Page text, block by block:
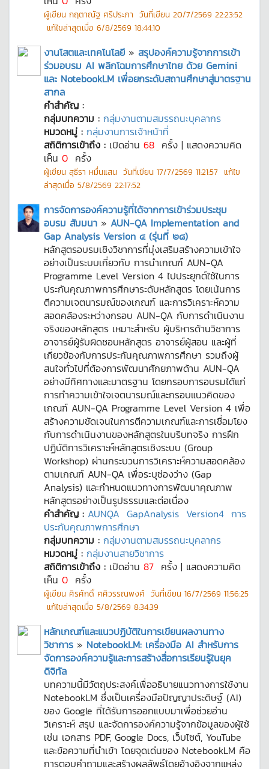
ผู้เขียน กฤตาณัฐ ศรีประภา วันที่เขียน 20/7/2569 22:23:52
แก้ไขล่าสุดเมื่อ 6/8/2569 18:44:10
งานโสตและเทคโนโลยี » สรุปองค์ความรู้จากการเข้า
ร่วมอบรม AI พลิกโฉมการศึกษาไทย ด้วย Gemini
และ NotebookLM เพื่อยกระดับสถานศึกษาสู่มาตรฐาน
สากล
คำสำคัญ :
กลุ่มบทความ : กลุ่มงานตามสมรรถนะบุคลากร
หมวดหมู่ : กลุ่มงานการเจ้าหน้าที่
สถิติการเข้าถึง : เปิดอ่าน 68 ครั้ง | แสดงความคิด
เห็น 0 ครั้ง
ผู้เขียน สุธีรา หมื่นแสน วันที่เขียน 17/7/2569 11:21:57 แก้ไข
ล่าสุดเมื่อ 5/8/2569 22:17:52
การจัดการองค์ความรู้ที่ได้จากการเข้าร่วมประชุม
อบรม สัมมนา » AUN-QA Implementation and
Gap Analysis Version ๔ (รุ่นที่ ๒๘)
หลักสูตรอบรมเชิงวิชาการที่มุ่งเสริมสร้างความเข้าใจ
อย่างเป็นระบบเกี่ยวกับ การนำเกณฑ์ AUN-QA
Programme Level Version 4 ไปประยุกต์ใช้ในการ
ประกันคุณภาพการศึกษาระดับหลักสูตร โดยเน้นการ
ตีความเจตนารมณ์ของเกณฑ์ และการวิเคราะห์ความ
สอดคล้องระหว่างกรอบ AUN-QA กับการดำเนินงาน
จริงของหลักสูตร เหมาะสำหรับ ผู้บริหารด้านวิชาการ
อาจารย์ผู้รับผิดชอบหลักสูตร อาจารย์ผู้สอน และผู้ที่
เกี่ยวข้องกับการประกันคุณภาพการศึกษา รวมถึงผู้
สนใจทั่วไปที่ต้องการพัฒนาศักยภาพด้าน AUN-QA
อย่างมีทิศทางและมาตรฐาน โดยกรอบการอบรมได้แก่
การทำความเข้าใจเจตนารมณ์และกรอบแนวคิดของ
เกณฑ์ AUN-QA Programme Level Version 4 เพื่อ
สร้างความชัดเจนในการตีความเกณฑ์และการเชื่อมโยง
กับการดำเนินงานของหลักสูตรในบริบทจริง การฝึก
ปฏิบัติการวิเคราะห์หลักสูตรเชิงระบบ (Group
Workshop) ผ่านกระบวนการวิเคราะห์ความสอดคล้อง
ตามเกณฑ์ AUN-QA เพื่อระบุช่องว่าง (Gap
Analysis) และกำหนดแนวทางการพัฒนาคุณภาพ
หลักสูตรอย่างเป็นรูปธรรมและต่อเนื่อง
คำสำคัญ : AUNQA GapAnalysis Version4 การ
ประกันคุณภาพการศึกษา
กลุ่มบทความ : กลุ่มงานตามสมรรถนะบุคลากร
หมวดหมู่ : กลุ่มงานสายวิชาการ
สถิติการเข้าถึง : เปิดอ่าน 87 ครั้ง | แสดงความคิด
เห็น 0 ครั้ง
ผู้เขียน ศิรศักดิ์ ศศิวรรณพงศ์ วันที่เขียน 16/7/2569 11:56:25
แก้ไขล่าสุดเมื่อ 5/8/2569 8:34:39
หลักเกณฑ์และแนวปฏิบัติในการเขียนผลงานทาง
วิชาการ » NotebookLM: เครื่องมือ AI สำหรับการ
จัดการองค์ความรู้และการสร้างสื่อการเรียนรู้ในยุค
ดิจิทัล
บทความนี้มีวัตถุประสงค์เพื่ออธิบายแนวทางการใช้งาน
NotebookLM ซึ่งเป็นเครื่องมือปัญญาประดิษฐ์ (AI)
ของ Google ที่ได้รับการออกแบบมาเพื่อช่วยอ่าน
วิเคราะห์ สรุป และจัดการองค์ความรู้จากข้อมูลของผู้ใช้
เช่น เอกสาร PDF, Google Docs, เว็บไซต์, YouTube
และข้อความที่นำเข้า โดยจุดเด่นของ NotebookLM คือ
การตอบคำถามและสร้างผลลัพธ์โดยอ้างอิงจากแหล่ง